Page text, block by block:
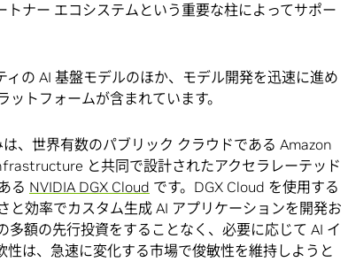
ナー エコシステムという重要な柱によってサポー
の AI 基盤モデルのほか、モデル開発を迅速に進め
ットフォームが含まれています。
、世界有数のパブリック クラウドである Amazon
と共同で設計されたアクセラレーテッド
る NVIDIA DGX Cloud です。DGX Cloud を使用する
と効率でカスタム生成 AI アプリケーションを開発お
額の先行投資をすることなく、必要に応じて AI イ
は、急速に変化する市場で俊敏性を維持しようと